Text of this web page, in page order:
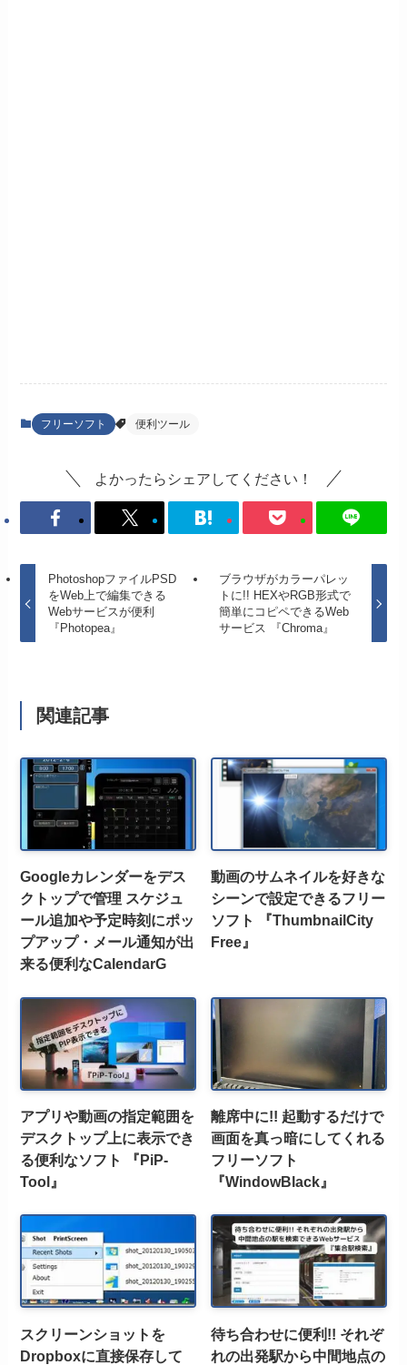
フリーソフト 便利ツール
よかったらシェアしてください！
PhotoshopファイルPSD
をWeb上で編集できる
Webサービスが便利
『Photopea』
ブラウザがカラーパレッ
トに!! HEXやRGB形式で
簡単にコピペできるWeb
サービス 『Chroma』
関連記事
Googleカレンダーをデス
クトップで管理 スケジュ
ール追加や予定時刻にポッ
プアップ・メール通知が出
来る便利なCalendarG
動画のサムネイルを好きな
シーンで設定できるフリー
ソフト 『ThumbnailCity
Free』
アプリや動画の指定範囲を
デスクトップ上に表示でき
る便利なソフト 『PiP-
Tool』
離席中に!! 起動するだけで
画面を真っ暗にしてくれる
フリーソフト
『WindowBlack』
スクリーンショットを
Dropboxに直接保存して
待ち合わせに便利!! それぞ
れの出発駅から中間地点の